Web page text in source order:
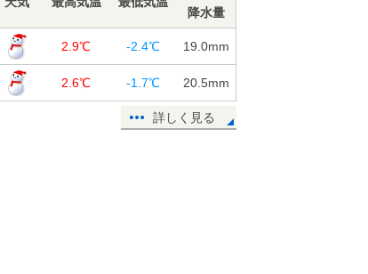
降水量
2.9℃ -2.4℃ 19.0mm
2.6℃ -1.7℃ 20.5mm
詳しく見る